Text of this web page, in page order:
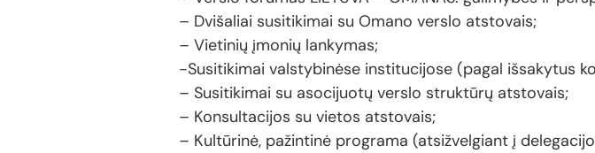
– Dvišaliai susitikimai su Omano verslo atstovais;
– Vietinių įmonių lankymas;
-Susitikimai valstybinėse institucijose (pagal išsakytus
– Susitikimai su asocijuotų verslo struktūrų atstovais;
– Konsultacijos su vietos atstovais;
– Kultūrinė, pažintinė programa (atsižvelgiant į